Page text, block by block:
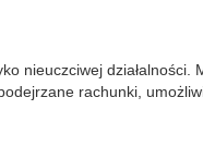
nieuczciwej działalności.
rachunki,